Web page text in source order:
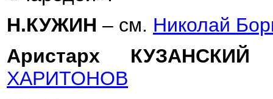
Н.КУЖИН – см. Николай
Аристарх КУЗАНСКИЙ
ХАРИТОНОВ